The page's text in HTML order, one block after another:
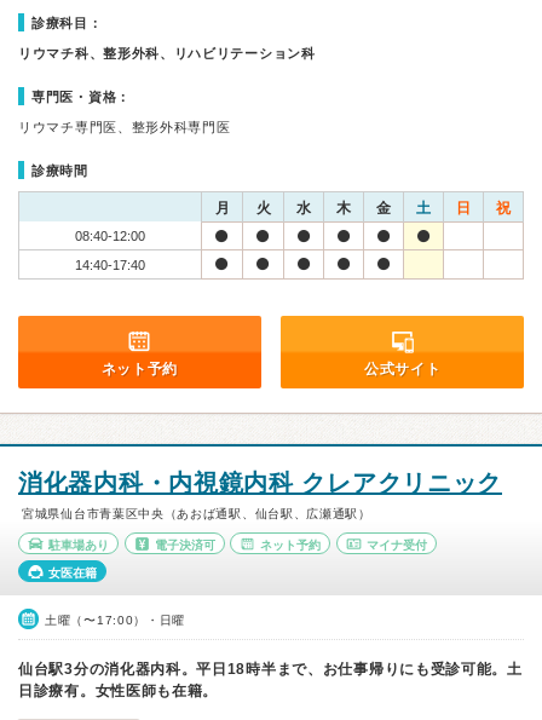
診療科目：
リウマチ科、整形外科、リハビリテーション科
専門医・資格：
リウマチ専門医、整形外科専門医
診療時間
月 火 水 木 金 土 日 祝
08:40-12:00
14:40-17:40
ネット予約 公式サイト
消化器内科・内視鏡内科 クレアクリニック
宮城県仙台市青葉区中央（あおば通駅、仙台駅、広瀬通駅）
駐車場あり 電子決済可 ネット予約 マイナ受付
女医在籍
土曜（〜17:00）・日曜
仙台駅3分の消化器内科。平日18時半まで、お仕事帰りにも受診可能。土
日診療有。女性医師も在籍。